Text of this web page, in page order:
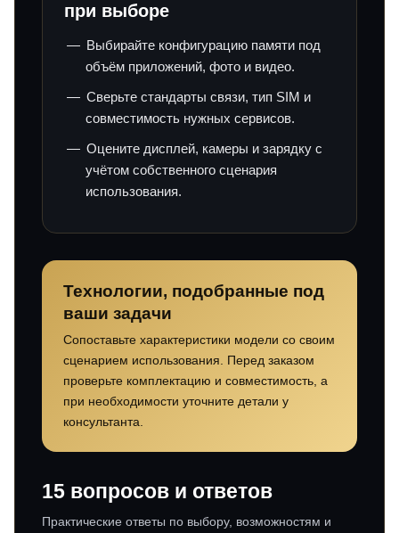
при выборе
Выбирайте конфигурацию памяти под
объём приложений, фото и видео.
Сверьте стандарты связи, тип SIM и
совместимость нужных сервисов.
Оцените дисплей, камеры и зарядку с
учётом собственного сценария
использования.
Технологии, подобранные под
ваши задачи
Сопоставьте характеристики модели со своим
сценарием использования. Перед заказом
проверьте комплектацию и совместимость, а
при необходимости уточните детали у
консультанта.
15 вопросов и ответов
Практические ответы по выбору, возможностям и